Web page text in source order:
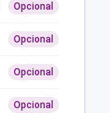
Opcional
Opcional
Opcional
Opcional